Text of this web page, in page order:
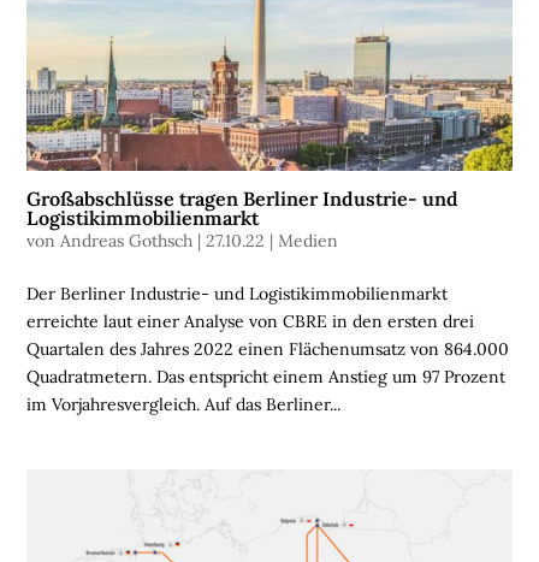
K
I
M
M
O
B
I
L
E
N
L
O
I
Großabschlüsse tragen Berliner Industrie- und
Logistikimmobilienmarkt
von Andreas Gothsch | 27.10.22 | Medien
Der Berliner Industrie- und Logistikimmobilienmarkt
erreichte laut einer Analyse von CBRE in den ersten drei
Quartalen des Jahres 2022 einen Flächenumsatz von 864.000
Quadratmetern. Das entspricht einem Anstieg um 97 Prozent
im Vorjahresvergleich. Auf das Berliner...